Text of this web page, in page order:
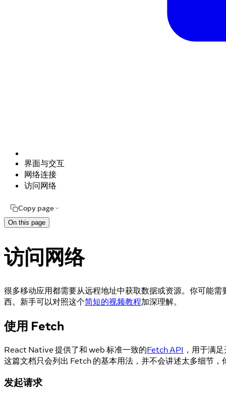
界面与交互
网络连接
访问网络
Copy page
On this page
访问网络
很多移动应用都需要从远程地址中获取数据或资源。你可能
西。新手可以对照这个简短的视频教程加深理解。
使用 Fetch
React Native 提供了和 web 标准一致的Fetch API ，用于满
这篇文档只会列出 Fetch 的基本用法，并不会讲述太多细节
发起请求